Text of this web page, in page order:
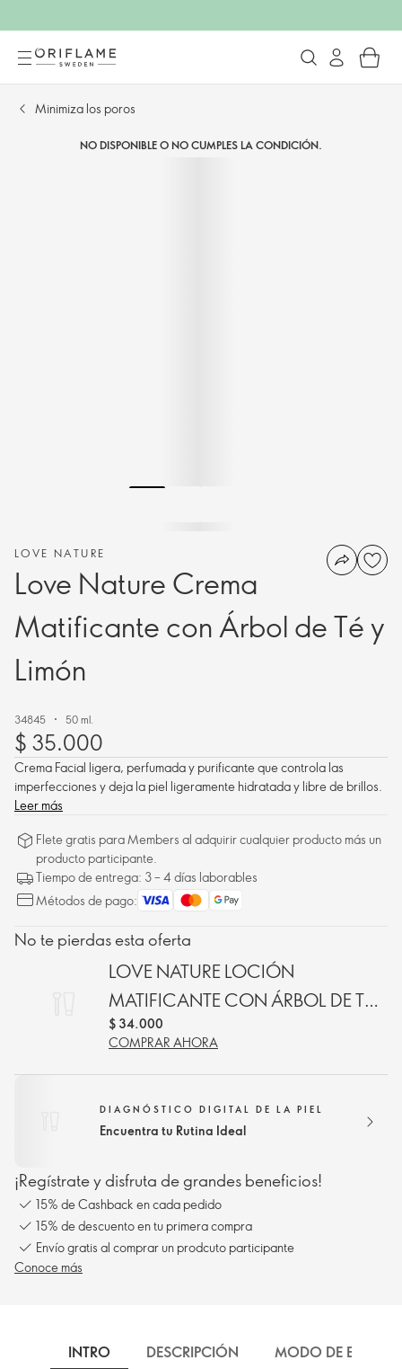
Minimiza los poros
NO DISPONIBLE O NO CUMPLES LA CONDICIÓN.
LOVE NATURE
Love Nature Crema
Matificante con Árbol de Té y
Limón
34845 50 ml.
$ 35.000
Crema Facial ligera, perfumada y purificante que controla las
imperfecciones y deja la piel ligeramente hidratada y libre de brillos.
Leer más
Flete gratis para Members al adquirir cualquier producto más un
producto participante.
Tiempo de entrega: 3 – 4 días laborables
Métodos de pago:
No te pierdas esta oferta
LOVE NATURE LOCIÓN
MATIFICANTE CON ÁRBOL DE TÉ
Y LIMÓN
$ 34.000
COMPRAR AHORA
DIAGNÓSTICO DIGITAL DE LA PIEL
Encuentra tu Rutina Ideal
¡Regístrate y disfruta de grandes beneficios!
15% de Cashback en cada pedido
15% de descuento en tu primera compra
Envío gratis al comprar un prodcuto participante
Conoce más
INTRO DESCRIPCIÓN MODO DE EMPLEO